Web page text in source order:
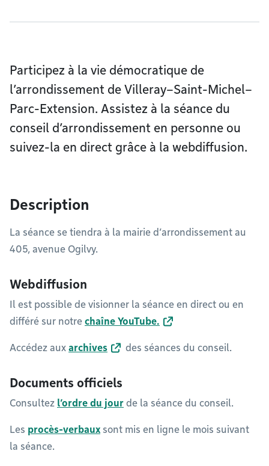
Participez à la vie démocratique de
l’arrondissement de Villeray–Saint-Michel–
Parc-Extension. Assistez à la séance du
conseil d’arrondissement en personne ou
suivez-la en direct grâce à la webdiffusion.
Description
La séance se tiendra à la mairie d’arrondissement au
405, avenue Ogilvy.
Webdiffusion
Il est possible de visionner la séance en direct ou en
différé sur notre chaîne YouTube.
Accédez aux archives des séances du conseil.
Documents officiels
Consultez l’ordre du jour de la séance du conseil.
Les procès-verbaux sont mis en ligne le mois suivant
la séance.